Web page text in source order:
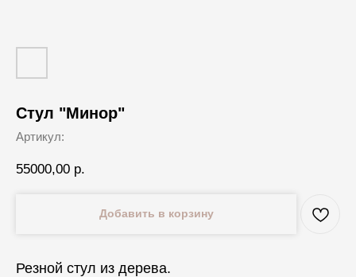
Стул "Минор"
Артикул:
55000,00 р.
Добавить в корзину
Резной стул из дерева.